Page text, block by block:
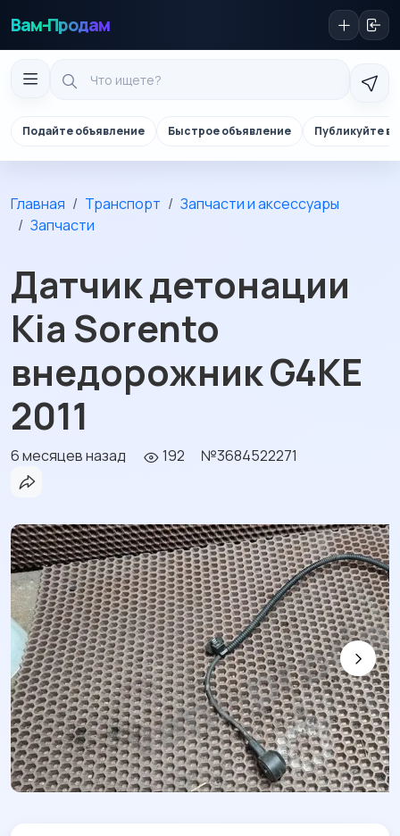
Вам-Продам
Подайте объявление Быстрое объявление Публикуйте в
Главная Транспорт
Запчасти и аксессуары
Запчасти
Датчик детонации
Kia Sorento
внедорожник G4KE
2011
6 месяцев назад 192 №3684522271